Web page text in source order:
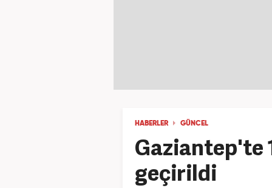
HABERLER GÜNCEL
Gaziantep'te
geçirildi